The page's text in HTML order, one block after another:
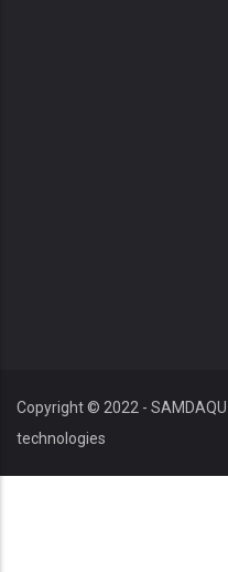
Copyright © 2022 -
technologies